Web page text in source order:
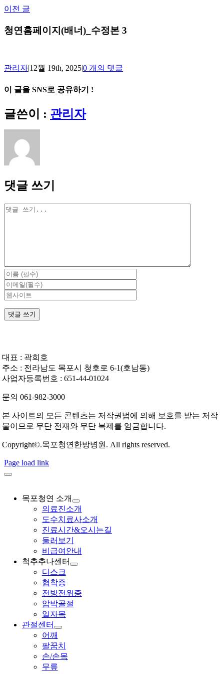
Skip
content
이전 글
청연홈페이지(배너)_수정본 3
관리자|12월 19th, 2025|0 개의 댓글
이 글을 SNS로 공유하기 !
Facebook
X
Reddit
LinkedIn
Tumblr
Pinterest
Vk
이
메
일
글쓴이 : 관리자
댓글 쓰기
댓
대표 : 곽희호
주소 : 전라남도 목포시 청호로 6-1(호남동)
사업자등록번호 : 651-44-01024
문의 061-982-3000
본 사이트의 모든 콘텐츠는 저작권법에 의해 보호를 받는 저작
물이므로 무단 전재와 무단 복제를 엄금합니다.
Copyright©.목포청연한방병원. All rights reserved.
Page load link
목포청연 소개
의료진소개
도수치료사소개
진료시간&오시는길
둘러보기
비급여안내
척추추나센터
디스크
협착증
전방전위증
압박골절
일자목
관절센터
어깨
팔꿈치
손/손목
무릎